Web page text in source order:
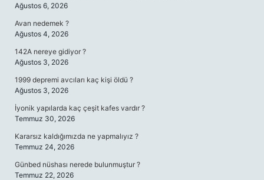
Ağustos 6, 2026
Avan nedemek ?
Ağustos 4, 2026
142A nereye gidiyor ?
Ağustos 3, 2026
1999 depremi avcıları kaç kişi öldü ?
Ağustos 3, 2026
İyonik yapılarda kaç çeşit kafes vardır ?
Temmuz 30, 2026
Kararsız kaldığımızda ne yapmalıyız ?
Temmuz 24, 2026
Günbed nüshası nerede bulunmuştur ?
Temmuz 22, 2026